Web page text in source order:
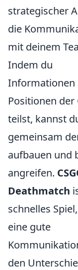
strategischer
die
mit deinem
Indem du
Informationen
Positionen der
teilst, kannst
gemeinsam
aufbauen und
angreifen.
Deathmatch
schnelles
eine gute
den